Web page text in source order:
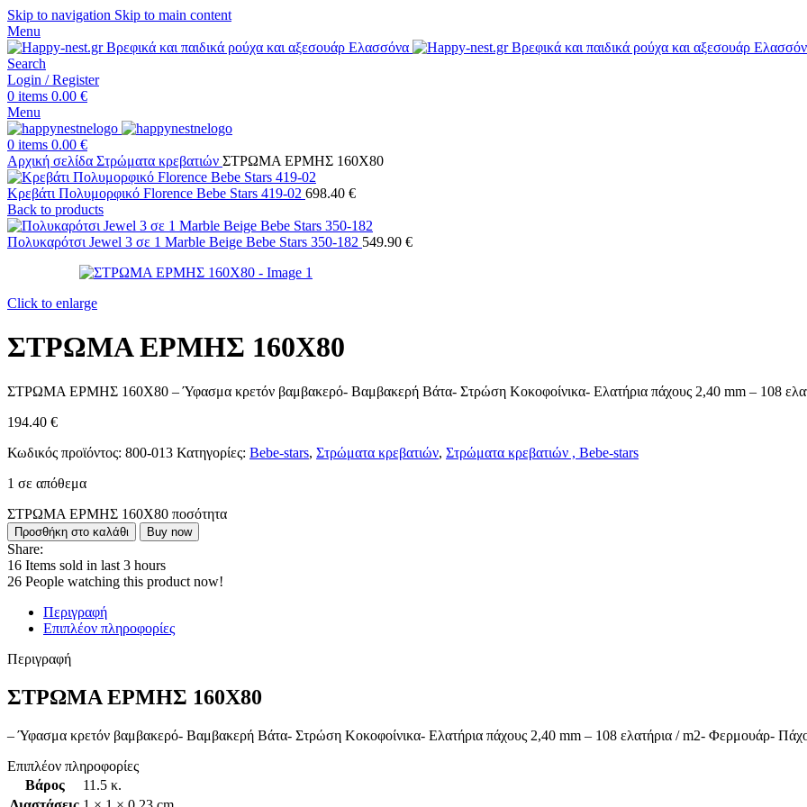
Skip to navigation Skip to main content
Menu
Search
Login / Register
0 items 0.00 €
Menu
0 items 0.00 €
Αρχική σελίδα Στρώματα κρεβατιών ΣΤΡΩΜΑ ΕΡΜΗΣ 160Χ80
Κρεβάτι Πολυμορφικό Florence Bebe Stars 419-02 698.40 €
Back to products
Πολυκαρότσι Jewel 3 σε 1 Marble Beige Bebe Stars 350-182 549.90 €
Click to enlarge
ΣΤΡΩΜΑ ΕΡΜΗΣ 160Χ80
ΣΤΡΩΜΑ ΕΡΜΗΣ 160Χ80 – Ύφασμα κρετόν βαμβακερό- Βαμβακερή Βάτα- Στρώση Κοκοφοίνικα- Ελατήρια πάχους 2,40 mm – 108
194.40 €
Κωδικός προϊόντος: 800-013 Κατηγορίες: Bebe-stars, Στρώματα κρεβατιών, Στρώματα κρεβατιών , Bebe-stars
1 σε απόθεμα
ΣΤΡΩΜΑ ΕΡΜΗΣ 160Χ80 ποσότητα
Προσθήκη στο καλάθι Buy now
Share:
16 Items sold in last 3 hours
26 People watching this product now!
Περιγραφή
Επιπλέον πληροφορίες
Περιγραφή
ΣΤΡΩΜΑ ΕΡΜΗΣ 160Χ80
– Ύφασμα κρετόν βαμβακερό- Βαμβακερή Βάτα- Στρώση Κοκοφοίνικα- Ελατήρια πάχους 2,40 mm – 108 ελατήρια / m2- Φερμουάρ-
Επιπλέον πληροφορίες
Βάρος
11.5 κ.